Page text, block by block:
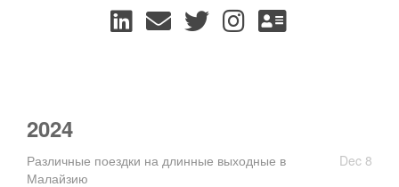
2024
Различные поездки на длинные выходные в
Малайзию
Dec 8